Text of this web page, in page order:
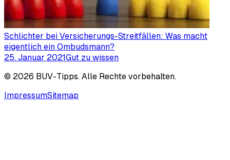
Schlichter bei Versicherungs-Streitfällen: Was macht
eigentlich ein Ombudsmann?
25. Januar 2021Gut zu wissen
© 2026 BUV-Tipps. Alle Rechte vorbehalten.
ImpressumSitemap